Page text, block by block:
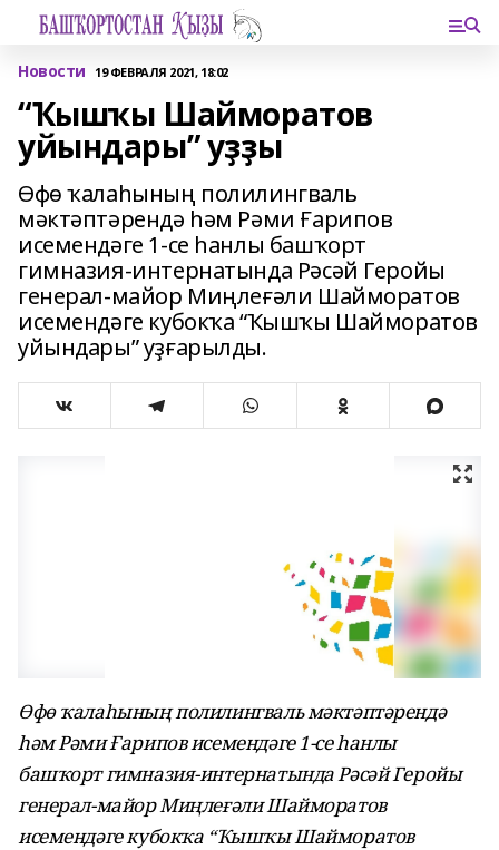
Новости 19 ФЕВРАЛЯ 2021, 18:02
“Ҡышҡы Шайморатов
уйындары” уҙҙы
Өфө ҡалаһының полилингваль
мәктәптәрендә һәм Рәми Ғарипов
исемендәге 1-се һанлы башҡорт
гимназия-интернатында Рәсәй Геройы
генерал-майор Миңлеғәли Шайморатов
исемендәге кубокҡа “Ҡышҡы Шайморатов
уйындары” уҙғарылды.
Өфө ҡалаһының полилингваль мәктәптәрендә
һәм Рәми Ғарипов исемендәге 1-се һанлы
башҡорт гимназия-интернатында Рәсәй Геройы
генерал-майор Миңлеғәли Шайморатов
исемендәге кубокҡа “Ҡышҡы Шайморатов